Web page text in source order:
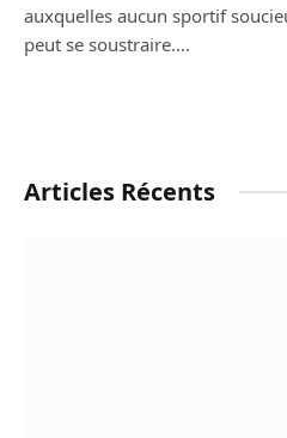
auxquelles aucun sportif
peut se soustraire.…
Articles Récents